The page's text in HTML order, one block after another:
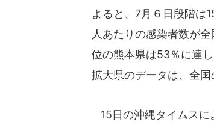
よると、7月６日段階は
人あたりの感染者数が
位の熊本県は53％に達
拡大県のデータは、全国
15日の沖縄タイムスに